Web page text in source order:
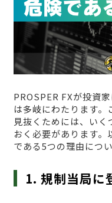
PROSPER FXが投資
は多岐にわたります。
見抜くためには、い
おく必要があります。
である5つの理由につ
1. 規制当局に